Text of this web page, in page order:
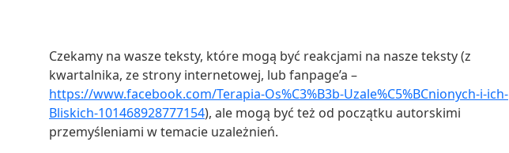
Czekamy na wasze teksty, które mogą być reakcjami na nasze teksty (z
kwartalnika, ze strony internetowej, lub fanpage’a –
https://www.facebook.com/Terapia-Os%C3%B3b-Uzale%C5%BCnionych-i-ich-
Bliskich-101468928777154), ale mogą być też od początku autorskimi
przemyśleniami w temacie uzależnień.